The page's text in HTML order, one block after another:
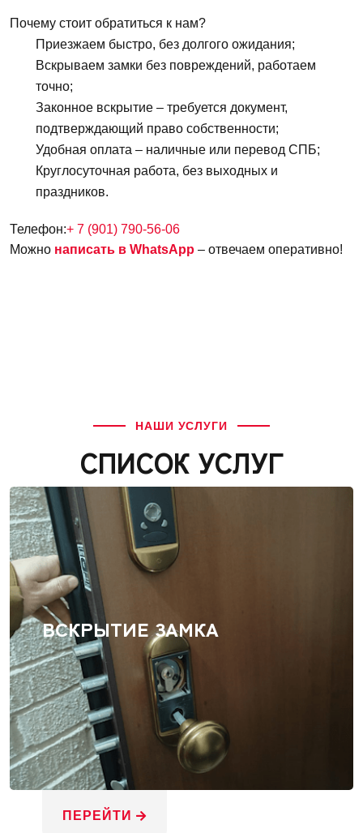
Почему стоит обратиться к нам?
Приезжаем быстро, без долгого ожидания;
Вскрываем замки без повреждений, работаем
точно;
Законное вскрытие – требуется документ,
подтверждающий право собственности;
Удобная оплата – наличные или перевод СПБ;
Круглосуточная работа, без выходных и
праздников.
Телефон:+ 7 (901) 790-56-06
Можно написать в WhatsApp – отвечаем оперативно!
НАШИ УСЛУГИ
СПИСОК УСЛУГ
ВСКРЫТИЕ ЗАМКА
ПЕРЕЙТИ